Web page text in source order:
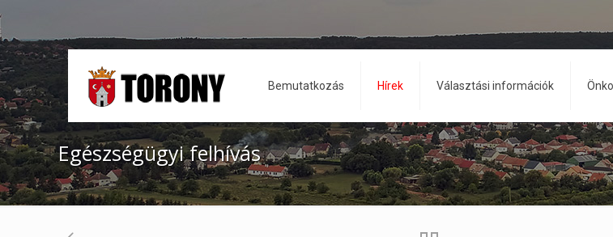
Bemutatkozás Hírek Választási információk
Egészségügyi felhívás